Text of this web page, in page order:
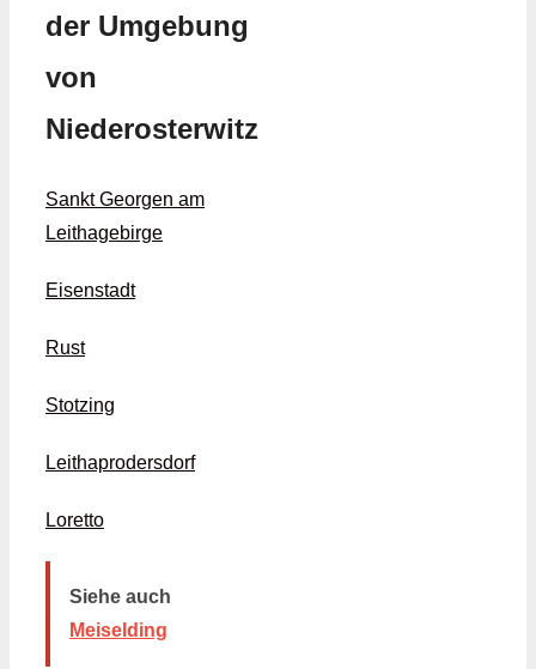
der Umgebung
von
Niederosterwitz
Sankt Georgen am
Leithagebirge
Eisenstadt
Rust
Stotzing
Leithaprodersdorf
Loretto
Siehe auch
Meiselding